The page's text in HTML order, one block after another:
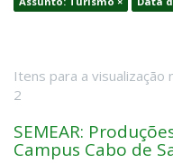
Itens para a
2
SEMEAR:
Campus Cabo de